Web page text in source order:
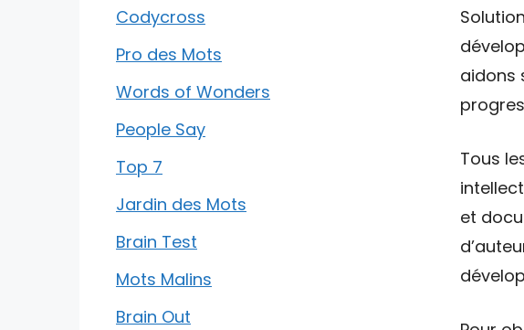
Codycross
Pro des Mots
Words of Wonders
People Say
Top 7
Jardin des Mots
Brain Test
Mots Malins
Brain Out
aidons
Tous
et